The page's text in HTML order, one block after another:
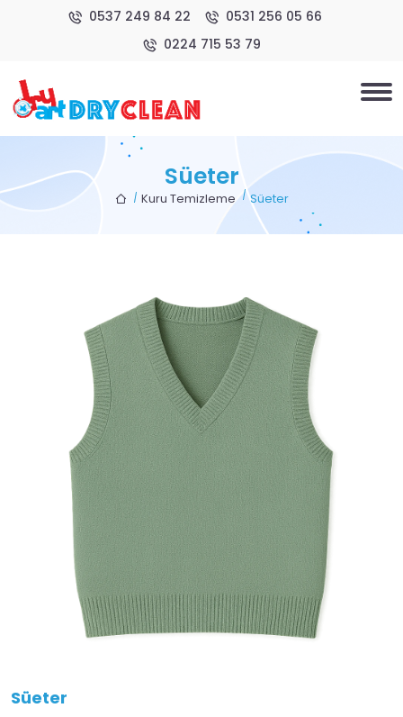
0537 249 84 22
0531 256 05 66
0224 715 53 79
Süeter
Kuru Temizleme Süeter
Süeter